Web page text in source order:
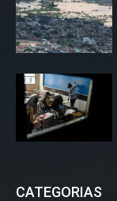
CATEGORIAS